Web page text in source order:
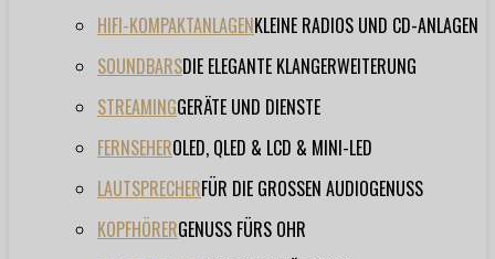
HIFI-KOMPAKTANLAGENKLEINE RADIOS UND CD-ANLAGEN
SOUNDBARSDIE ELEGANTE KLANGERWEITERUNG
STREAMINGGERÄTE UND DIENSTE
FERNSEHEROLED, QLED & LCD & MINI-LED
LAUTSPRECHERFÜR DIE GROSSEN AUDIOGENUSS
KOPFHÖRERGENUSS FÜRS OHR